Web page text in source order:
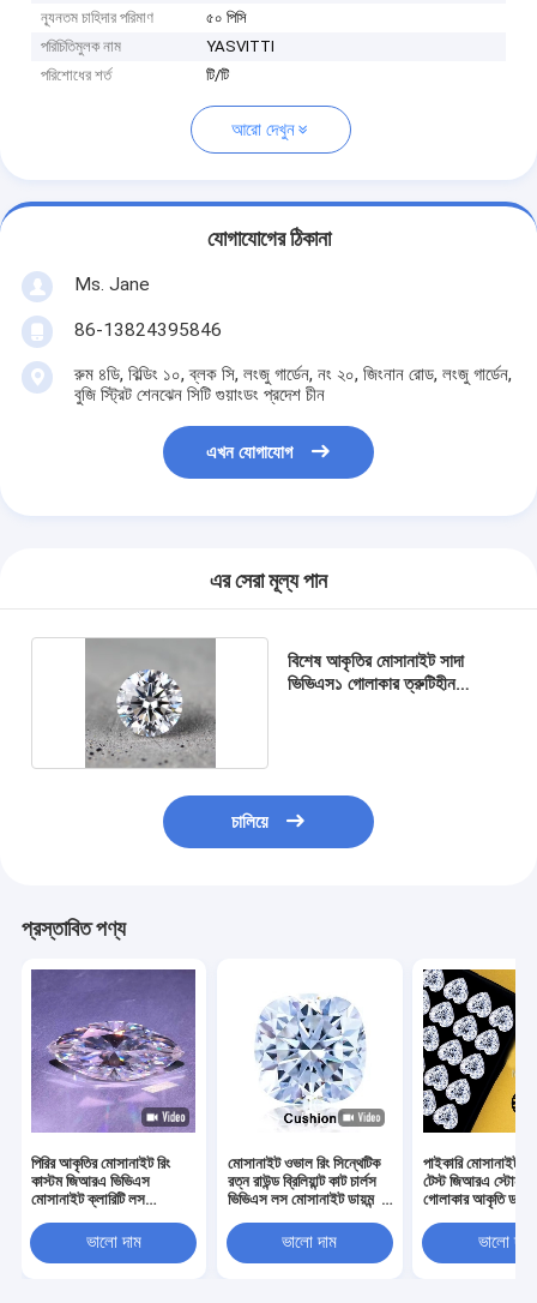
ন্যূনতম চাহিদার পরিমাণ
৫০ পিসি
পরিচিতিমুলক নাম
YASVITTI
পরিশোধের শর্ত
টি/টি
আরো দেখুন
যোগাযোগের ঠিকানা
Ms. Jane
86-13824395846
রুম ৪ডি, বিল্ডিং ১০, ব্লক সি, লংজু গার্ডেন, নং ২০, জিংনান রোড, লংজু গার্ডেন,
বুজি স্ট্রিট শেনঝেন সিটি গুয়াংডং প্রদেশ চীন
এখন যোগাযোগ
এর সেরা মূল্য পান
বিশেষ আকৃতির মোসানাইট সাদা
ভিভিএস১ গোলাকার ত্রুটিহীন
চালিয়ে
প্রস্তাবিত পণ্য
পিরির আকৃতির মোসানাইট রিং
কাস্টম জিআরএ ভিভিএস
মোসানাইট ক্লারিটি লস
রত্ন পাথর
ভালো দাম
মোসানাইট ওভাল রিং সিন্থেটিক
রত্ন রাউন্ড ব্রিলিয়ান্ট কাট চার্লস
ভিভিএস লস মোসানাইট ডায়মন্ড
ভালো দাম
পাইকারি মোসানাইট
টেস্ট জিআরএ স্টোনস
গোলাকার আকৃতি
দুল
ভালো দাম